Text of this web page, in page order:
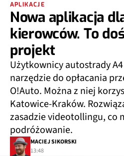
APLIKACJE
Nowa aplikacja
kierowców. To
projekt
Użytkownicy autostrady
narzędzie do opłacania
O!Auto. Można z niej
Katowice-Kraków.
zasadzie videotollingu, co
podróżowanie.
MACIEJ SIKORSKI
13:48